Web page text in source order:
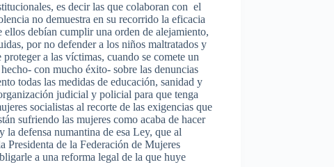
es decir las que colaboran con el
no demuestra en su recorrido la eficacia
ellos debían cumplir una orden de alejamiento,
por no defender a los niños maltratados y
a las víctimas, cuando se comete un
con mucho éxito- sobre las denuncias
todas las medidas de educación, sanidad y
judicial y policial para que tenga
socialistas al recorte de las exigencias que
sufriendo las mujeres como acaba de hacer
defensa numantina de esa Ley, que al
Presidenta de la Federación de Mujeres
a una reforma legal de la que huye